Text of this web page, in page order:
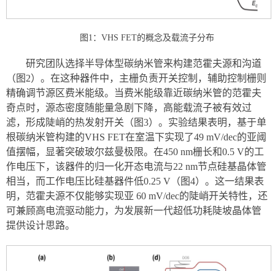
图1：VHS FET的概念及载流子分布
研究团队选择半导体型碳纳米管来构建范霍夫源和沟道
（图2）。在这种器件中，主栅负责开关控制，辅助控制栅则
精确调节源区费米能级。当费米能级靠近碳纳米管的范霍夫
奇点时，源态密度随能量急剧下降，高能载流子被有效过
滤，形成陡峭的热发射开关（图3）。实验结果表明，基于单
根碳纳米管构建的VHS FET在室温下实现了49 mV/dec的亚阈
值摆幅，显著突破玻尔兹曼极限。在450 nm栅长和0.5 V的工
作电压下，该器件的归一化开态电流与22 nm节点硅基晶体管
相当，而工作电压比硅基器件低0.25 V （图4）。这一结果表
明，范霍夫源不仅能够实现亚 60 mV/dec的陡峭开关特性，还
可兼顾高电流驱动能力，为发展新一代超低功耗陡坡晶体管
提供设计思路。